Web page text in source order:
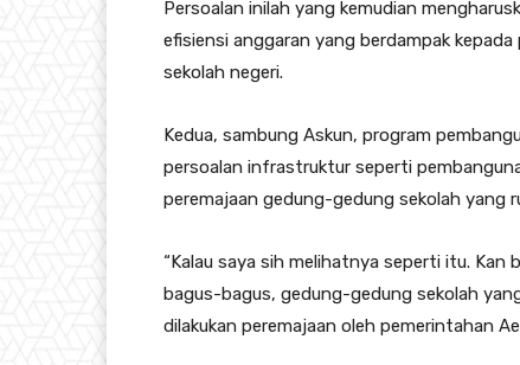
Persoalan inilah yang kemudian
efisiensi anggaran yang berdampak
sekolah negeri.
Kedua, sambung Askun, program
persoalan infrastruktur seperti
peremajaan gedung-gedung sekolah yang
“Kalau saya sih melihatnya seperti itu.
bagus-bagus, gedung-gedung sekolah
dilakukan peremajaan oleh pemerintahan